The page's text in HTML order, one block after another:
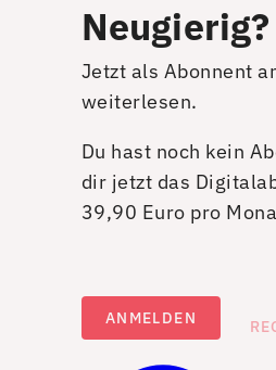
Neugierig?
Jetzt als Abonnent
weiterlesen.
Du hast noch kein
dir jetzt das
39,90 Euro pro
ANMELDEN